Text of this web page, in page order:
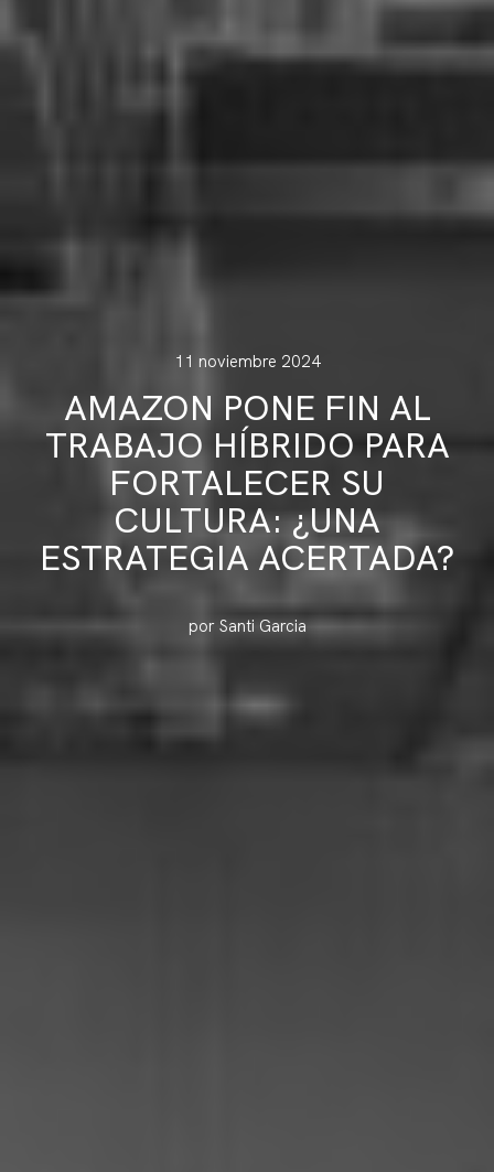
11 noviembre 2024
AMAZON PONE FIN AL
TRABAJO HÍBRIDO PARA
FORTALECER SU
CULTURA: ¿UNA
ESTRATEGIA ACERTADA?
por Santi Garcia